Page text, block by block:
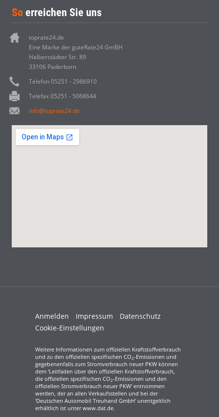
So erreichen Sie uns
toprate24.de
Eine Marke der guteRate24 GmBH
Halberstädter Str. 89
33106 Paderborn
Telefon 05251 - 2986910
Telefax 05251 - 5068644
info@toprate24.de
Anmelden Impressum
Datenschutz
Cookie-Einstellungen
Weitere Informationen zum offiziellen Kraftstoffverbrauch
und zu den offiziellen spezifischen CO2-Emissionen und
gegebenenfalls zum Stromverbrauch neuer PKW können
dem 'Leitfaden über den offiziellen Kraftstoffverbrauch,
die offiziellen spezifischen CO2-Emissionen und den
offiziellen Stromverbrauch neuer PKW' entnommen
werden, der an allen Verkaufsstellen und bei der
'Deutschen Automobil Treuhand GmbH' unentgeltlich
erhältlich ist unter www.dat.de.